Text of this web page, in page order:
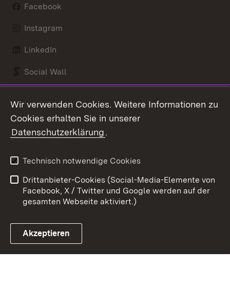
Facebook
Instagram
LinkedIn
Social Wall
Link zum Landesportal
Kontakt
Barrierefreiheit
Impressum
Cookies
Wir verwenden Cookies. Weitere Informationen zu
Cookies erhalten Sie in unserer
Datenschutzerklärung.
Technisch notwendige Cookies
Drittanbieter-Cookies (Social-Media-Elemente von
Facebook, X / Twitter und Google werden auf der
gesamten Webseite aktiviert.)
Akzeptieren